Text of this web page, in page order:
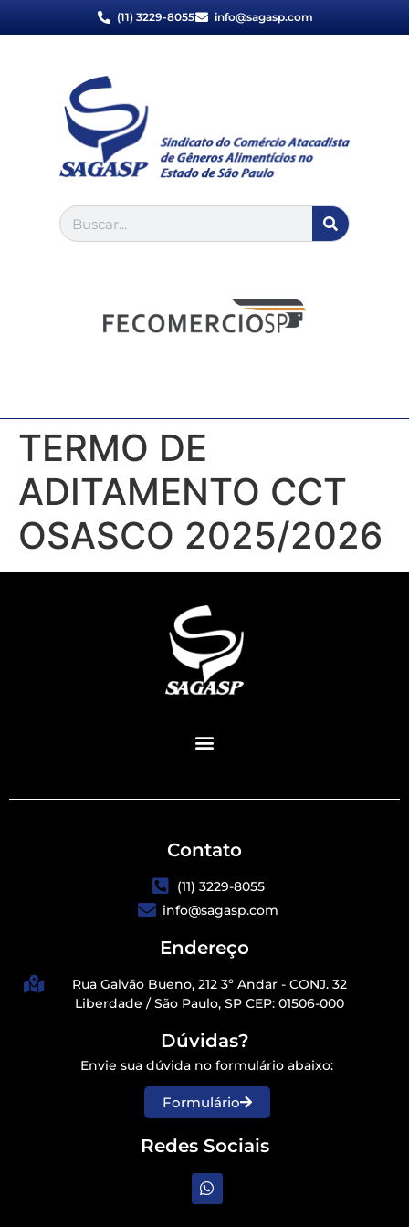
(11) 3229-8055 info@sagasp.com
TERMO DE
ADITAMENTO CCT
OSASCO 2025/2026
Contato
(11) 3229-8055
info@sagasp.com
Endereço
Rua Galvão Bueno, 212 3º Andar - CONJ. 32
Liberdade / São Paulo, SP CEP: 01506-000
Dúvidas?
Envie sua dúvida no formulário abaixo:
Formulário
Redes Sociais